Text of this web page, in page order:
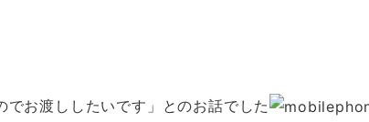
お渡ししたいです」とのお話でした